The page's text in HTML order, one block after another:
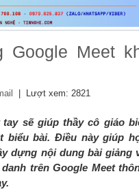
Google Meet
| Lượt xem: 2821
sẽ giúp thầy cô giáo
biểu bài. Điều này giúp
dựng nội dung bài giảng
trên Google Meet